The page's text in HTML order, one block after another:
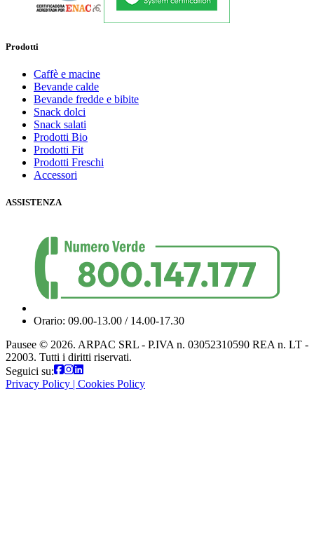
Prodotti
Caffè e macine
Bevande calde
Bevande fredde e bibite
Snack dolci
Snack salati
Prodotti Bio
Prodotti Fit
Prodotti Freschi
Accessori
ASSISTENZA
Orario: 09.00-13.00 / 14.00-17.30
Pausee © 2026. ARPAC SRL - P.IVA n. 03052310590 REA n. LT -
22003. Tutti i diritti riservati.
Seguici su:
Privacy Policy | Cookies Policy